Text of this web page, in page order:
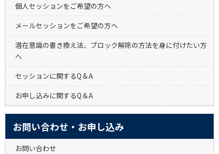
個人セッションをご希望の方へ
メールセッションをご希望の方へ
潜在意識の書き換え法、ブロック解除の方法を身に付けたい方
へ
セッションに関するQ＆A
お申し込みに関するQ＆A
お問い合わせ・お申し込み
お問い合わせ